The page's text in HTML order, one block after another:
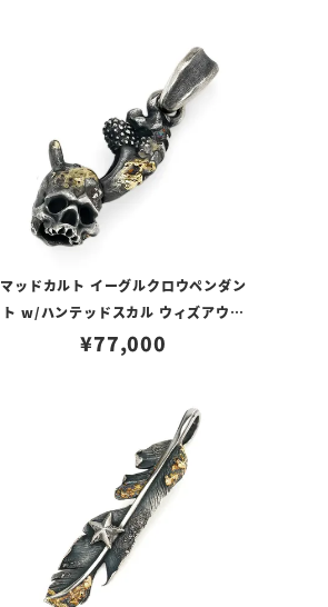
マッドカルト イーグルクロウペンダン
ト w/ハンテッドスカル ウィズアウト
ジョー w/ゴールドメルティング＆ラ
¥77,000